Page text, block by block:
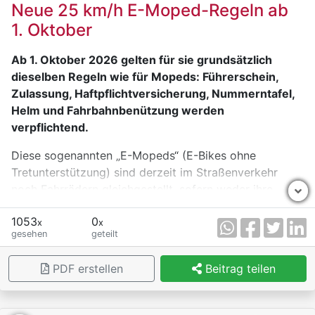
Neue 25 km/h E-Moped-Regeln ab
1. Oktober
Ab 1. Oktober 2026 gelten für sie grundsätzlich
dieselben Regeln wie für Mopeds: Führerschein,
Zulassung, Haftpflichtversicherung, Nummerntafel,
Helm und Fahrbahnbenützung werden
verpflichtend.
Diese sogenannten „E-Mopeds“ (E-Bikes ohne
Tretunterstützung) sind derzeit im Straßenverkehr
noch Fahrrädern gleichgestellt, sofern weder ihre
Bauartgeschwindigkeit 25 km/h noch ihre
Nenndauerleistung 250 Watt überschreitet.
Ab 1. Oktober gelten für E-Mopeds aber die gleichen
Regeln wie für bis zu 45 km/h schnelle Mopeds,
betont der Verband der Versicherungsunternehmen
1053x
gesehen
0x
geteilt
PDF erstellen Beitrag teilen